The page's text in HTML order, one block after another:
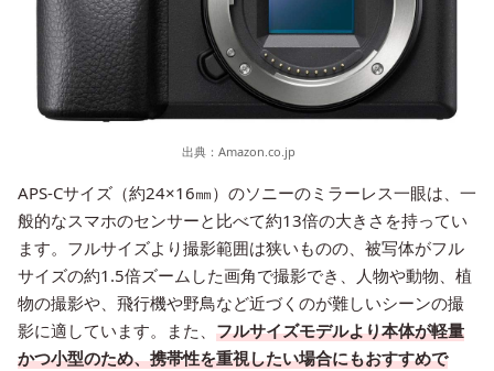
出典： Amazon.co.jp
APS-Cサイズ（約24×16㎜）のソニーのミラーレス一眼は、一
般的なスマホのセンサーと比べて約13倍の大きさを持ってい
ます。フルサイズより撮影範囲は狭いものの、被写体がフル
サイズの約1.5倍ズームした画角で撮影でき、人物や動物、植
物の撮影や、飛行機や野鳥など近づくのが難しいシーンの撮
影に適しています。また、 フルサイズモデルより本体が軽量
かつ小型のため、携帯性を重視したい場合にもおすすめで